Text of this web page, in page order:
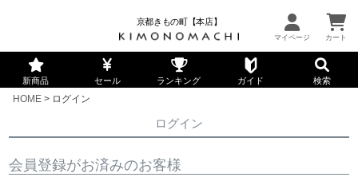
京都きもの町【本店】
新商品 セール ランキング ガイド 検索
HOME ログイン
ログイン
会員登録がお済みのお客様